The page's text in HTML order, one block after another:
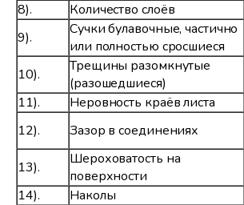
8).
Количество слоёв
9).
Сучки булавочные, частично
или полностью сросшиеся
10).
Трещины разомкнутые
(разошедшиеся)
11).
Неровность краёв листа
12).
Зазор в соединениях
13).
Шероховатость на
поверхности
14).
Наколы